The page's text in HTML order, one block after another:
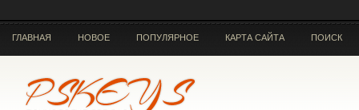
ГЛАВНАЯ НОВОЕ ПОПУЛЯРНОЕ КАРТА САЙТА ПОИСК